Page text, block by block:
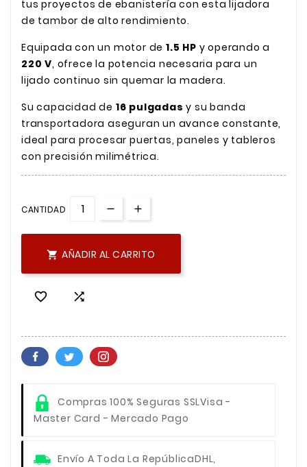
tus proyectos de ebanistería con esta lijadora
de tambor de alto rendimiento.
Equipada con un motor de 1.5 HP y operando a
220 V, ofrece la potencia necesaria para un
lijado continuo sin quemar la madera.
Su capacidad de 16 pulgadas y su banda
transportadora aseguran un avance constante,
ideal para procesar puertas, paneles y tableros
con precisión milimétrica.
CANTIDAD
 AÑADIR AL CARRITO
 
Compras 100% Seguras SSLVisa -
Master Card - Mercado Pago
Envío A Toda La RepúblicaDHL,